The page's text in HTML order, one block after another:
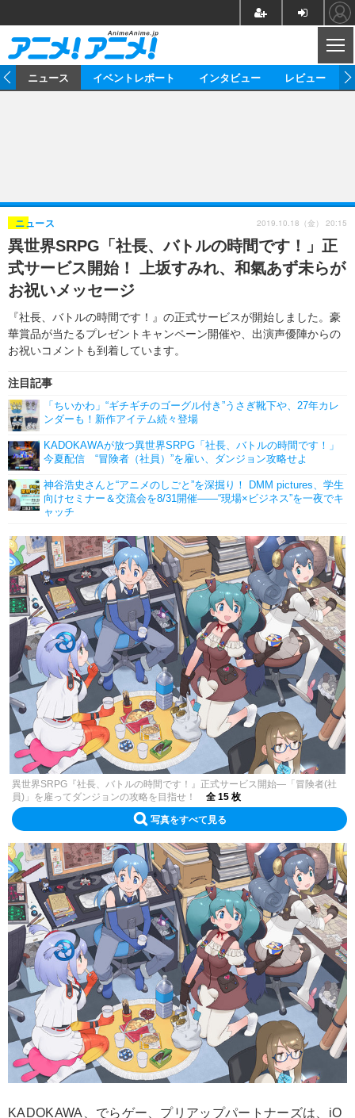
ゲーム グッズ
イベント 海外
海外イベント ビジネス
俳優・タレント アーティスト
ビジネス
アニメ 実写
書評 イベント
ゲーム 座談会
動画
アニメ
アニメ！アニメ！TV ABEMA Cafe
連載・コラム
ニュース イベントレポート インタビュー レビュー
異世界SRPG「社長、バトルの時間です！」正
式サービス開始！ 上坂すみれ、和氣あず未らが
お祝いメッセージ
『社長、バトルの時間です！』の正式サービスが開始しました。豪
華賞品が当たるプレゼントキャンペーン開催や、出演声優陣からの
お祝いコメントも到着しています。
ニュース
注目記事
「ちいかわ」“ギチギチのゴーグル付き”うさぎ靴下や、27年カレ
ンダーも！新作アイテム続々登場
KADOKAWAが放つ異世界SRPG「社長、バトルの時間です！」
今夏配信 “冒険者（社員）”を雇い、ダンジョン攻略せよ
神谷浩史さんと“アニメのしごと”を深掘り！ DMM pictures、学生
向けセミナー＆交流会を8/31開催――“現場×ビジネス”を一夜でキ
ャッチ
2019.10.18（金） 20:15
異世界SRPG『社長、バトルの時間です！』正式サービス開始―「冒険者(社
員)」を雇ってダンジョンの攻略を目指せ！
全 15 枚
写真をすべて見る
KADOKAWA、でらゲー、プリアップパートナーズは、iO